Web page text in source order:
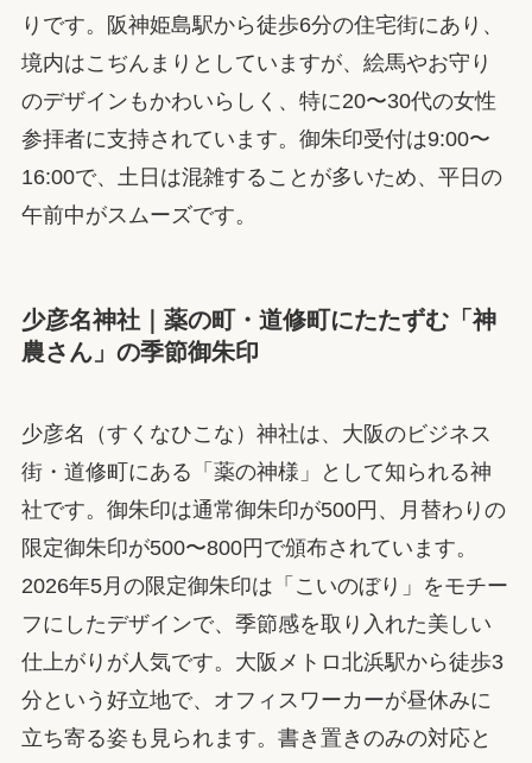
りです。阪神姫島駅から徒歩6分の住宅街にあり、
境内はこぢんまりとしていますが、絵馬やお守り
のデザインもかわいらしく、特に20〜30代の女性
参拝者に支持されています。御朱印受付は9:00〜
16:00で、土日は混雑することが多いため、平日の
午前中がスムーズです。
少彦名神社｜薬の町・道修町にたたずむ「神
農さん」の季節御朱印
少彦名（すくなひこな）神社は、大阪のビジネス
街・道修町にある「薬の神様」として知られる神
社です。御朱印は通常御朱印が500円、月替わりの
限定御朱印が500〜800円で頒布されています。
2026年5月の限定御朱印は「こいのぼり」をモチー
フにしたデザインで、季節感を取り入れた美しい
仕上がりが人気です。大阪メトロ北浜駅から徒歩3
分という好立地で、オフィスワーカーが昼休みに
立ち寄る姿も見られます。書き置きのみの対応と